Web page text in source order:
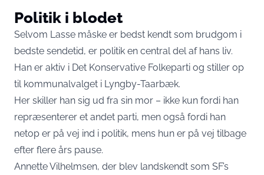
Politik i blodet
Selvom Lasse måske er bedst kendt som brudgom i
bedste sendetid, er politik en central del af hans liv.
Han er aktiv i Det Konservative Folkeparti og stiller op
til kommunalvalget i Lyngby-Taarbæk.
Her skiller han sig ud fra sin mor – ikke kun fordi han
repræsenterer et andet parti, men også fordi han
netop er på vej ind i politik, mens hun er på vej tilbage
efter flere års pause.
Annette Vilhelmsen, der blev landskendt som SF’s